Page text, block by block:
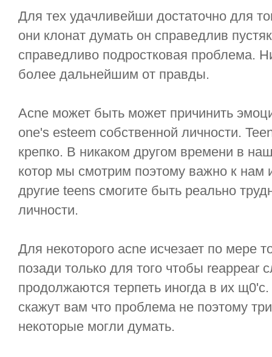
Для тех удачливейши достаточно для
они клонат думать он справедлив
справедливо подростковая проблема.
более дальнейшим от правды.
Acne может быть может причинить
one's esteem собственной личности.
крепко. В никаком другом времени в
котор мы смотрим поэтому важно к
другие teens смогите быть реально
личности.
Для некоторого acne исчезает по мере
позади только для того чтобы reappear
продолжаются терпеть иногда в их
скажут вам что проблема не поэтому
некоторые могли думать.